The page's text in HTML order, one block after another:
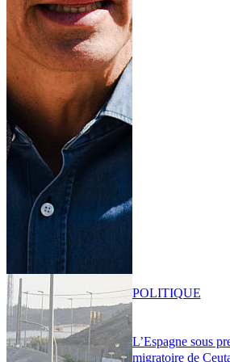
L’Espagne sous
migratoire de
POLITIQUE